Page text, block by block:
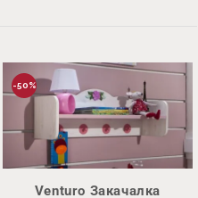
-50%
Venturo Закачалка